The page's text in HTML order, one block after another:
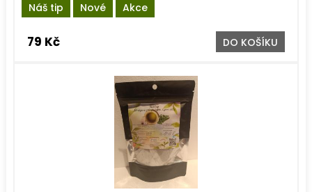
Náš tip Nové Akce
79 Kč DO KOŠÍKU